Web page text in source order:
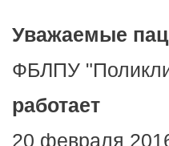
Уважаемые
ФБЛПУ
работает
20 февраля